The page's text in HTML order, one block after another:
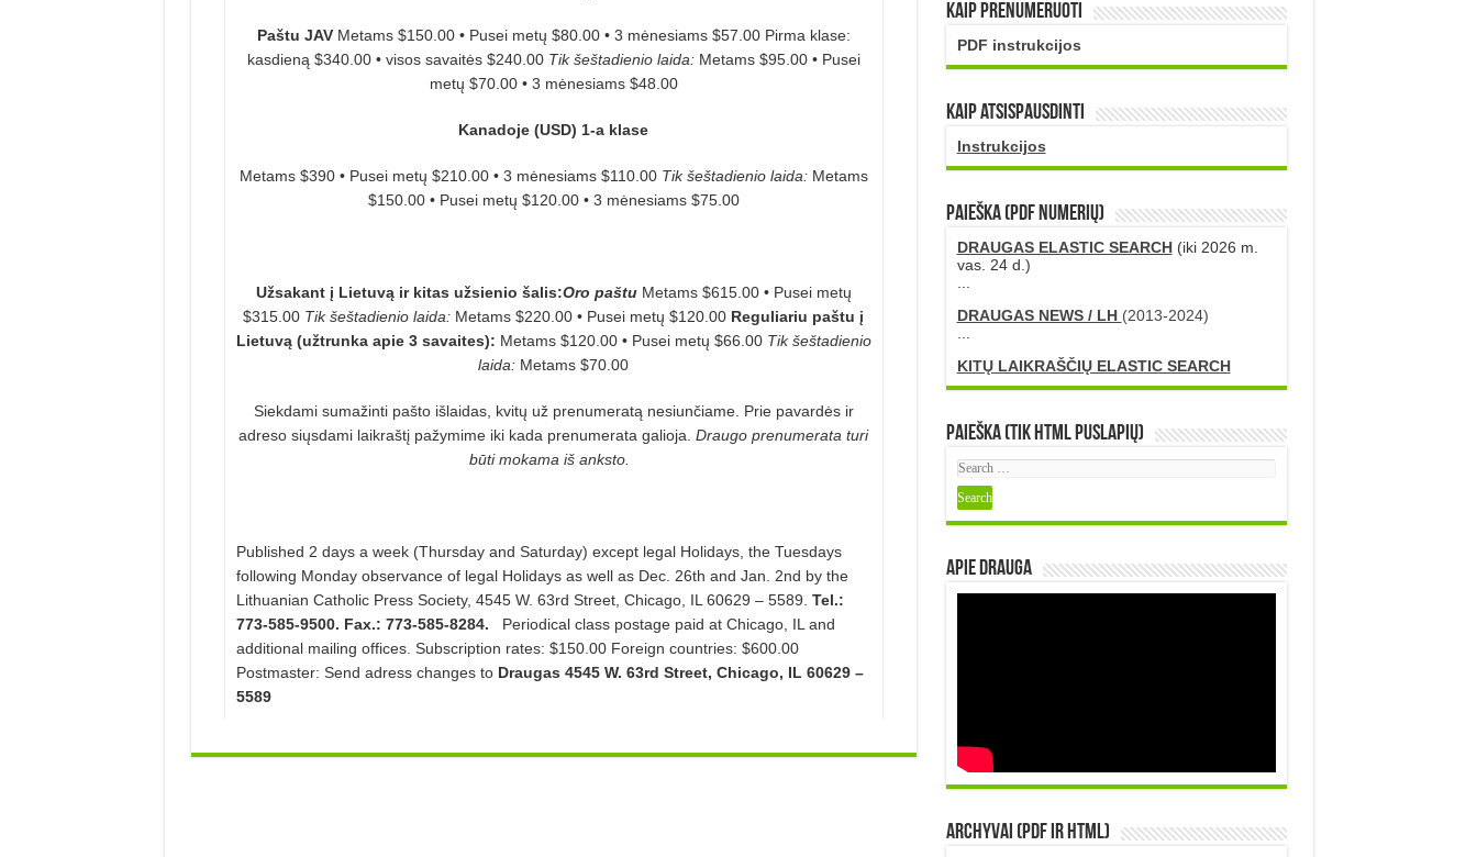
Paštu JAVMetams $150.00 • Pusei metų $80.00 • 3 mėnesiams $57.00Pirma klase:
kasdieną $340.00 • visos savaitės $240.00 Tik šeštadienio laida:Metams $95.00 • Pusei
metų $70.00 • 3 mėnesiams $48.00
Kanadoje (USD) 1-a klase
Metams $390 • Pusei metų $210.00 • 3 mėnesiams $110.00 Tik šeštadienio laida: Metams
$150.00 • Pusei metų $120.00 • 3 mėnesiams $75.00
Užsakant į Lietuvą ir kitas užsienio šalis:Oro paštu Metams $615.00 • Pusei metų
$315.00 Tik šeštadienio laida: Metams $220.00 • Pusei metų $120.00 Reguliariu paštu į
Lietuvą (užtrunka apie 3 savaites): Metams $120.00 • Pusei metų $66.00 Tik šeštadienio
laida: Metams $70.00
Siekdami sumažinti pašto išlaidas, kvitų už prenumeratą nesiunčiame. Prie pavardės ir
adreso siųsdami laikraštį pažymime iki kada prenumerata galioja. Draugo prenumerata turi
būti mokama iš anksto.
Published 2 days a week (Thursday and Saturday) except legal Holidays, the Tuesdays
following Monday observance of legal Holidays as well as Dec. 26th and Jan. 2nd by the
Lithuanian Catholic Press Society, 4545 W. 63rd Street, Chicago, IL 60629 – 5589. Tel.:
773-585-9500. Fax.: 773-585-8284.
Periodical class postage paid at Chicago, IL and
additional mailing offices. Subscription rates: $150.00 Foreign countries: $600.00
Postmaster: Send adress changes to Draugas 4545 W. 63rd Street, Chicago, IL 60629 –
5589
Kaip prenumeruoti
PDF instrukcijos
Kaip atsispausdinti
Instrukcijos
PAIEŠKA (PDF numerių)
DRAUGAS ELASTIC SEARCH(iki 2026 m.
vas. 24 d.)
...
DRAUGAS NEWS / LH (2013-2024)
...
KITŲ LAIKRAŠČIŲ ELASTIC SEARCH
Paieška (tik HTML puslapių)
Apie DRAUGA
Archyvai (PDF ir HTML)